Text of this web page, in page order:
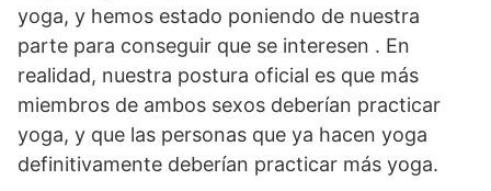
yoga, y hemos estado poniendo de nuestra
parte para conseguir que se interesen . En
realidad, nuestra postura oficial es que más
miembros de ambos sexos deberían practicar
yoga, y que las personas que ya hacen yoga
definitivamente deberían practicar más yoga.